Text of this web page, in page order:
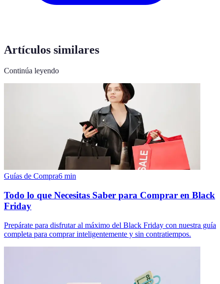
Artículos similares
Continúa leyendo
Guías de Compra6 min
Todo lo que Necesitas Saber para Comprar en Black
Friday
Prepárate para disfrutar al máximo del Black Friday con nuestra guía
completa para comprar inteligentemente y sin contratiempos.